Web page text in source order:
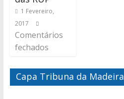
1 Fevereiro,
2017
Comentários
fechados
Capa Tribuna da Madeira